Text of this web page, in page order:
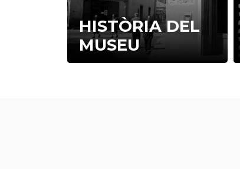
HISTÒRIA DEL
MUSEU